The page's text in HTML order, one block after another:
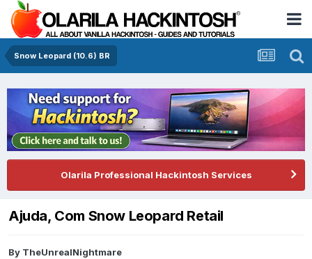
Snow Leopard (10.6) BR
Olarila Professional Hackintosh Services
Ajuda, Com Snow Leopard Retail
By TheUnrealNightmare